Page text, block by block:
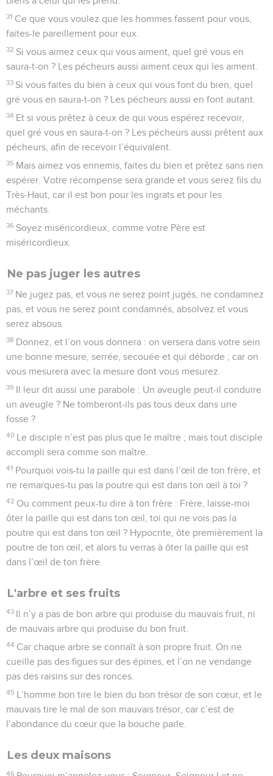
31 Ce que vous voulez que les hommes fassent pour vous,
faites-le pareillement pour eux.
32 Si vous aimez ceux qui vous aiment, quel gré vous en
saura-t-on ? Les pécheurs aussi aiment ceux qui les aiment.
33 Si vous faites du bien à ceux qui vous font du bien, quel
gré vous en saura-t-on ? Les pécheurs aussi en font autant.
34 Et si vous prêtez à ceux de qui vous espérez recevoir,
quel gré vous en saura-t-on ? Les pécheurs aussi prêtent aux
pécheurs, afin de recevoir l’équivalent.
35 Mais aimez vos ennemis, faites du bien et prêtez sans rien
espérer. Votre récompense sera grande et vous serez fils du
Très-Haut, car il est bon pour les ingrats et pour les
méchants.
36 Soyez miséricordieux, comme votre Père est
miséricordieux.
Ne pas juger les autres
37 Ne jugez pas, et vous ne serez point jugés, ne condamnez
pas, et vous ne serez point condamnés, absolvez et vous
serez absous.
38 Donnez, et l’on vous donnera : on versera dans votre sein
une bonne mesure, serrée, secouée et qui déborde ; car on
vous mesurera avec la mesure dont vous mesurez.
39 Il leur dit aussi une parabole : Un aveugle peut-il conduire
un aveugle ? Ne tomberont-ils pas tous deux dans une
fosse ?
40 Le disciple n’est pas plus que le maître ; mais tout disciple
accompli sera comme son maître.
41 Pourquoi vois-tu la paille qui est dans l’œil de ton frère, et
ne remarques-tu pas la poutre qui est dans ton œil à toi ?
42 Ou comment peux-tu dire à ton frère : Frère, laisse-moi
ôter la paille qui est dans ton œil, toi qui ne vois pas la
poutre qui est dans ton œil ? Hypocrite, ôte premièrement la
poutre de ton œil, et alors tu verras à ôter la paille qui est
dans l’œil de ton frère.
L'arbre et ses fruits
43 Il n’y a pas de bon arbre qui produise du mauvais fruit, ni
de mauvais arbre qui produise du bon fruit.
44 Car chaque arbre se connaît à son propre fruit. On ne
cueille pas des figues sur des épines, et l’on ne vendange
pas des raisins sur des ronces.
45 L’homme bon tire le bien du bon trésor de son cœur, et le
mauvais tire le mal de son mauvais trésor, car c’est de
l’abondance du cœur que la bouche parle.
Les deux maisons
46